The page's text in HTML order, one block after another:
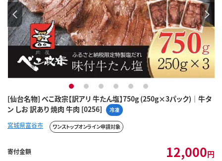
[仙台名物] べこ政宗【訳アリ 牛たん塩】750g (250g×3パック)｜牛タ
ン しお 訳あり 焼肉 牛肉 [0256]
冷凍
1 2 3 4 5 6
宮城県富谷市 ワンストップオンライン申請対象
寄付金額 12,000円